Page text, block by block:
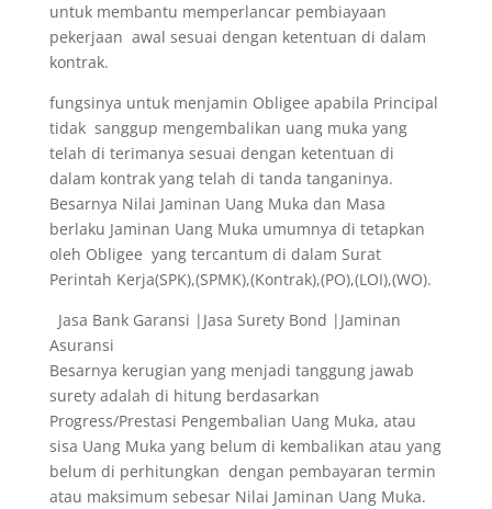
untuk membantu memperlancar pembiayaan
pekerjaan awal sesuai dengan ketentuan di dalam
kontrak.
fungsinya untuk menjamin Obligee apabila Principal
tidak sanggup mengembalikan uang muka yang
telah di terimanya sesuai dengan ketentuan di
dalam kontrak yang telah di tanda tanganinya.
Besarnya Nilai Jaminan Uang Muka dan Masa
berlaku Jaminan Uang Muka umumnya di tetapkan
oleh Obligee yang tercantum di dalam Surat
Perintah Kerja(SPK),(SPMK),(Kontrak),(PO),(LOI),(WO).
Jasa Bank Garansi |Jasa Surety Bond |Jaminan
Asuransi
Besarnya kerugian yang menjadi tanggung jawab
surety adalah di hitung berdasarkan
Progress/Prestasi Pengembalian Uang Muka, atau
sisa Uang Muka yang belum di kembalikan atau yang
belum di perhitungkan dengan pembayaran termin
atau maksimum sebesar Nilai Jaminan Uang Muka.